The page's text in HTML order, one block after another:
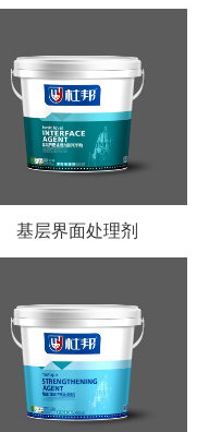
基层界面处理剂